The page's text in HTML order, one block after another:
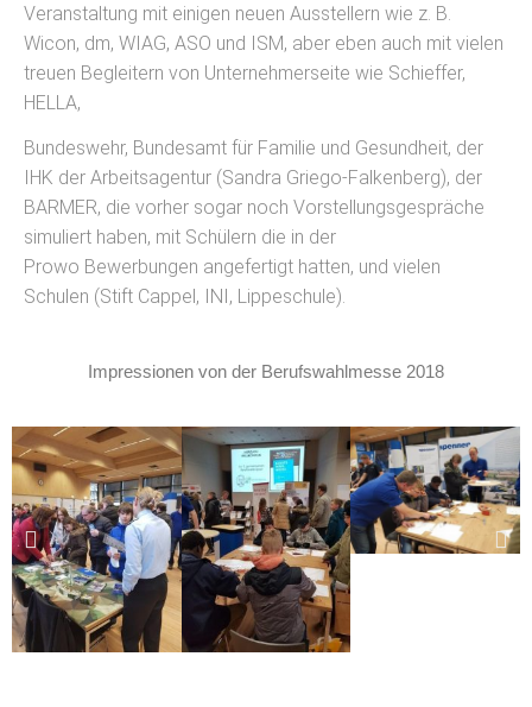
Veranstaltung mit einigen neuen Ausstellern wie z. B.
Wicon, dm, WIAG, ASO und ISM, aber eben auch mit vielen
treuen Begleitern von Unternehmerseite wie Schieffer,
HELLA,
Bundeswehr, Bundesamt für Familie und Gesundheit, der
IHK der Arbeitsagentur (Sandra Griego-Falkenberg), der
BARMER, die vorher sogar noch Vorstellungsgespräche
simuliert haben, mit Schülern die in der
Prowo Bewerbungen angefertigt hatten, und vielen
Schulen (Stift Cappel, INI, Lippeschule).
Impressionen von der Berufswahlmesse 2018